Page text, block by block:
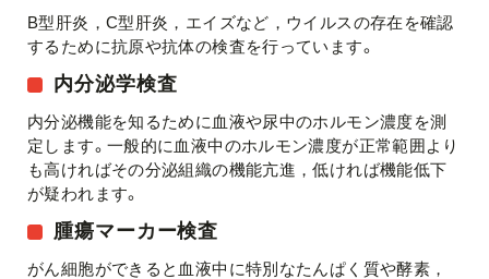
B型肝炎，C型肝炎，エイズなど，ウイルスの存在を確認
するために抗原や抗体の検査を行っています。
内分泌学検査
内分泌機能を知るために血液や尿中のホルモン濃度を測
定します。一般的に血液中のホルモン濃度が正常範囲より
も高ければその分泌組織の機能亢進，低ければ機能低下
が疑われます。
腫瘍マーカー検査
がん細胞ができると血液中に特別なたんぱく質や酵素，